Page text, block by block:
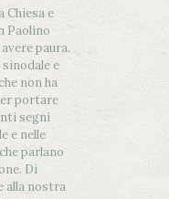
Chiesa e
Paolino
paura.
e
non ha
portare
segni
e nelle
parlano
Di
alla nostra